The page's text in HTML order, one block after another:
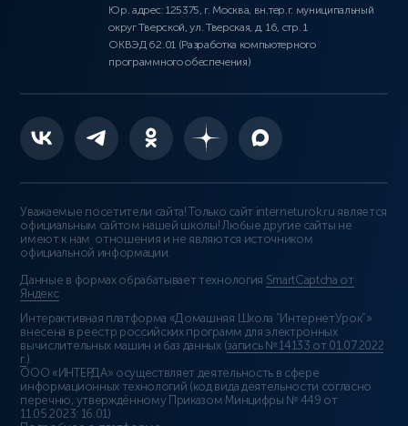
Юр. адрес: 125375, г. Москва, вн.тер.г. муниципальный
округ Тверской, ул. Тверская, д. 16, стр. 1
ОКВЭД 62.01 (Разработка компьютерного
программного обеспечения)
Уважаемые посетители сайта! Только сайт interneturok.ru является
официальным сайтом нашей школы! Любые другие сайты не
имеют к нам отношения и не являются источником
официальной информации.
Данные в формах обрабатывает технология SmartCaptcha от
Яндекс
Интерактивная платформа «Домашняя Школа “ИнтернетУрок”»
внесена в реестр российских программ для электронных
вычислительных машин и баз данных (запись № 14133 от 01.07.2022
г. ).
ООО «ИНТЕРДА» осуществляет деятельность в сфере
информационных технологий (код вида деятельности согласно
перечню, утверждённому Приказом Минцифры № 449 от
11.05.2023: 16.01)